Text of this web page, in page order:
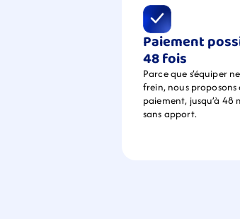
Paiement
48 fois
Parce que s’équiper
frein, nous proposons
paiement, jusqu’à 48
sans apport.